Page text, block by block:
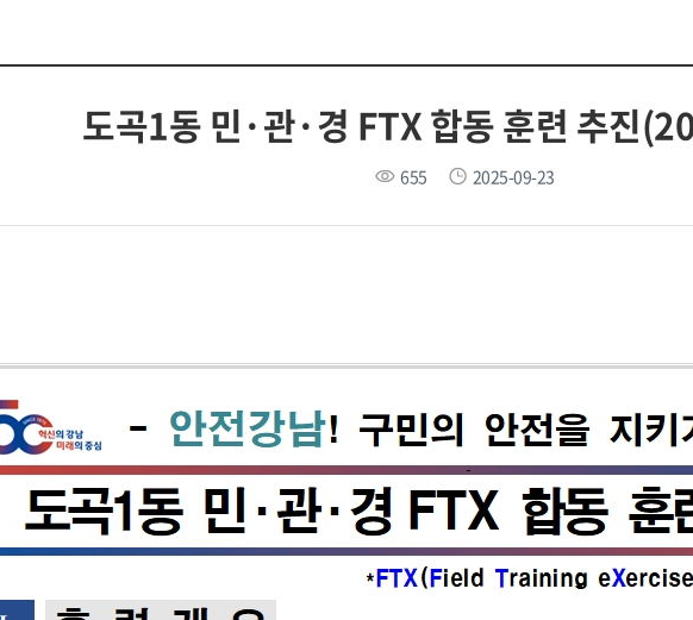
도곡1동 민·관·경 FTX 합동 훈련 추진
655 2025-09-23